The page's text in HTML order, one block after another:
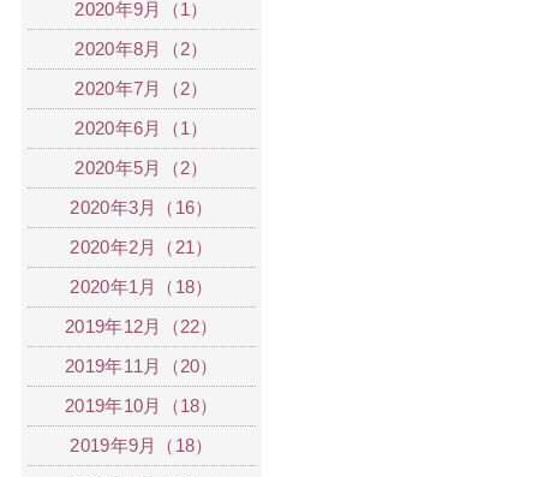
2020年9月（1）
2020年8月（2）
2020年7月（2）
2020年6月（1）
2020年5月（2）
2020年3月（16）
2020年2月（21）
2020年1月（18）
2019年12月（22）
2019年11月（20）
2019年10月（18）
2019年9月（18）